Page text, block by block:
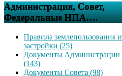
Администрация, Совет,
Федеральные НПА….
Правила землепользования и
застройки (25)
Документы Администрации
(143)
Документы Совета (98)